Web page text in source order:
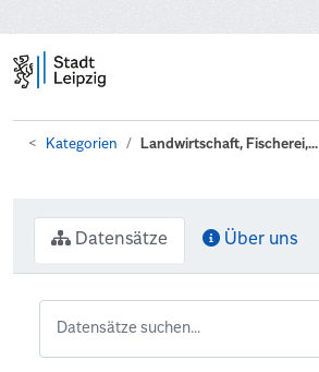
Kategorien Landwirtschaft, Fischerei,...
Datensätze Über uns